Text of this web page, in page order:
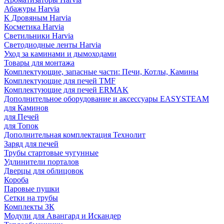
Абажуры Harvia
К Дровяным Harvia
Косметика Harvia
Светильники Harvia
Светодиодные ленты Harvia
Уход за каминами и дымоходами
Товары для монтажа
Комплектующие, запасные части: Печи, Котлы, Камины
Комплектующие для печей TMF
Комплектующие для печей ERMAK
Дополнительное оборудование и аксессуары EASYSTEAM
для Каминов
для Печей
для Топок
Дополнительная комплектация Технолит
Заряд для печей
Трубы стартовые чугунные
Удлинители порталов
Дверцы для облицовок
Короба
Паровые пушки
Сетки на трубы
Комплекты ЗК
Модули для Авангард и Искандер